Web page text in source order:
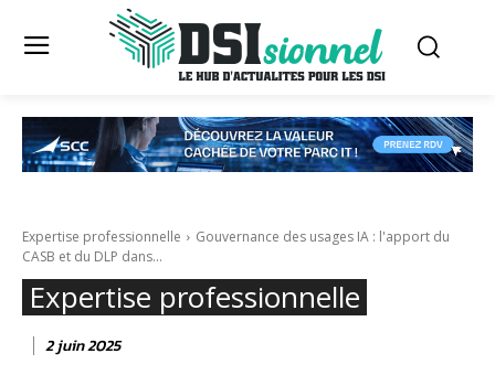
Expertise professionnelle
Gouvernance des usages IA : l'apport du
CASB et du DLP dans...
Expertise professionnelle
2 juin 2025